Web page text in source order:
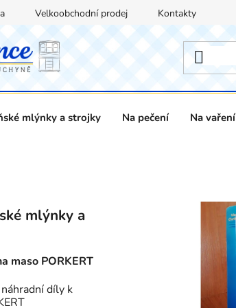
Velkoobchodní prodej Kontakty
mlýnky a strojky Na pečení Na vaření
mlýnky a
maso PORKERT
díly k